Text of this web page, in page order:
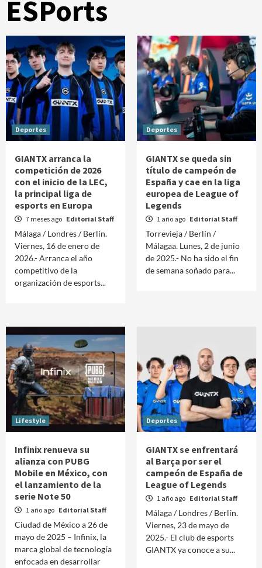
ESPorts
Deportes
GIANTX arranca la
competición de 2026
con el inicio de la LEC,
la principal liga de
esports en Europa
7 meses ago Editorial Staff
Málaga / Londres / Berlín.
Viernes, 16 de enero de
2026.- Arranca el año
competitivo de la
organización de esports...
Deportes
GIANTX se queda sin
título de campeón de
España y cae en la liga
europea de League of
Legends
1 año ago Editorial Staff
Torrevieja / Berlín /
Málagaa. Lunes, 2 de junio
de 2025.- No ha sido el fin
de semana soñado para...
Lifestyle
Infinix renueva su
alianza con PUBG
Mobile en México, con
el lanzamiento de la
serie Note 50
1 año ago Editorial Staff
Ciudad de México a 26 de
mayo de 2025 – Infinix, la
marca global de tecnología
enfocada en desarrollar
Deportes
GIANTX se enfrentará
al Barça por ser el
campeón de España de
League of Legends
1 año ago Editorial Staff
Málaga / Londres / Berlín.
Viernes, 23 de mayo de
2025.- El club de esports
GIANTX ya conoce a su...